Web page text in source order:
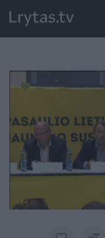
Paremkite Ukrainą